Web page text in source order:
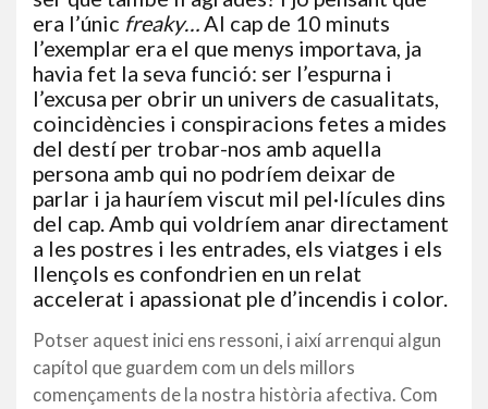
era l’únic freaky… Al cap de 10 minuts
l’exemplar era el que menys importava, ja
havia fet la seva funció: ser l’espurna i
l’excusa per obrir un univers de casualitats,
coincidències i conspiracions fetes a mides
del destí per trobar-nos amb aquella
persona amb qui no podríem deixar de
parlar i ja hauríem viscut mil pel·lícules dins
del cap. Amb qui voldríem anar directament
a les postres i les entrades, els viatges i els
llençols es confondrien en un relat
accelerat i apassionat ple d’incendis i color.
Potser aquest inici ens ressoni, i així arrenqui algun
capítol que guardem com un dels millors
començaments de la nostra història afectiva. Com